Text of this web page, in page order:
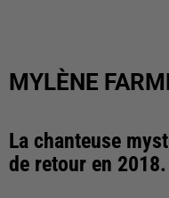
MYLÈNE
La chanteuse
de retour en 2018.